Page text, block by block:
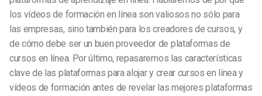
los vídeos de formación en línea son valiosos no sólo para
las empresas, sino también para los creadores de cursos, y
de cómo debe ser un buen proveedor de plataformas de
cursos en línea. Por último, repasaremos las características
clave de las plataformas para alojar y crear cursos en línea y
vídeos de formación antes de revelar las mejores plataformas